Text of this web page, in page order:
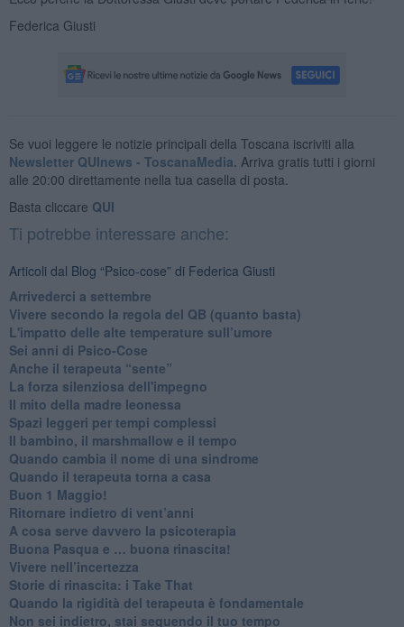
Federica Giusti
Se vuoi leggere le notizie principali della Toscana iscriviti alla
Newsletter QUInews - ToscanaMedia. Arriva gratis tutti i giorni
alle 20:00 direttamente nella tua casella di posta.
Basta cliccare QUI
Ti potrebbe interessare anche:
Articoli dal Blog “Psico-cose” di Federica Giusti
​Arrivederci a settembre
​Vivere secondo la regola del QB (quanto basta)
​L'impatto delle alte temperature sull’umore
Sei anni di Psico-Cose
​Anche il terapeuta “sente”
​La forza silenziosa dell'impegno
​Il mito della madre leonessa
Spazi leggeri per tempi complessi
Il bambino, il marshmallow e il tempo
​Quando cambia il nome di una sindrome
​Quando il terapeuta torna a casa
​Buon 1 Maggio!
Ritornare indietro di vent’anni
​A cosa serve davvero la psicoterapia
​Buona Pasqua e … buona rinascita!
​Vivere nell’incertezza
​Storie di rinascita: i Take That
​Quando la rigidità del terapeuta è fondamentale
​Non sei indietro, stai seguendo il tuo tempo